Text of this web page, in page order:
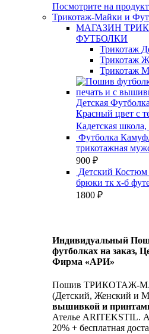
Посмотрите на
Трикотаж-Майки и
МАГАЗИН
ФУТБОЛКИ
Трикотаж
Трикотаж
Трикотаж
Детская
Красный цвет с
Кадетская
Футболка
трикотажная
900 ₽
Детский
брюки тк х-б
1800 ₽
Индивидуальный
футболках на заказ,
Фирма «АРИ»
Пошив ТРИКОТАЖ-
(Детский, Женский и
вышивкой и
Ателье ARITEKSTIL.
20% + бесплатная